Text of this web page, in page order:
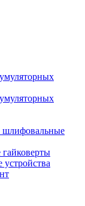
шлифовальные